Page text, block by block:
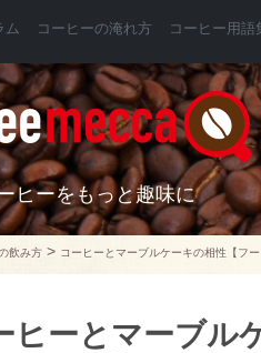
ム コーヒーの淹れ方 コーヒー用語
ヒーをもっと趣味に
飲み方 > コーヒーとマーブルケーキの相性【フー
ヒーとマーブル